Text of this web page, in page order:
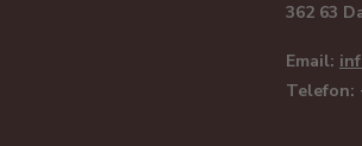
362 63
Email:
Telefon: